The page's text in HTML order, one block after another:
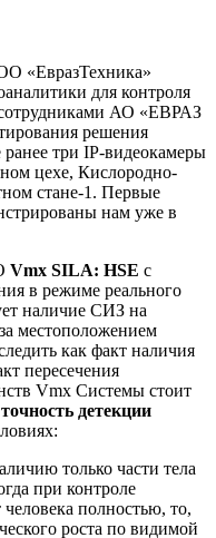
«ЕвразТехника»
для контроля
сотрудниками АО «ЕВРАЗ
решения
три IP-видеокамеры
цехе, Кислородно-
стане-1. Первые
нам уже в
Vmx SILA: HSE с
в режиме реального
наличие СИЗ на
местоположением
как факт наличия
пересечения
Vmx Системы стоит
детекции
только части тела
при контроле
полностью, то,
роста по видимой